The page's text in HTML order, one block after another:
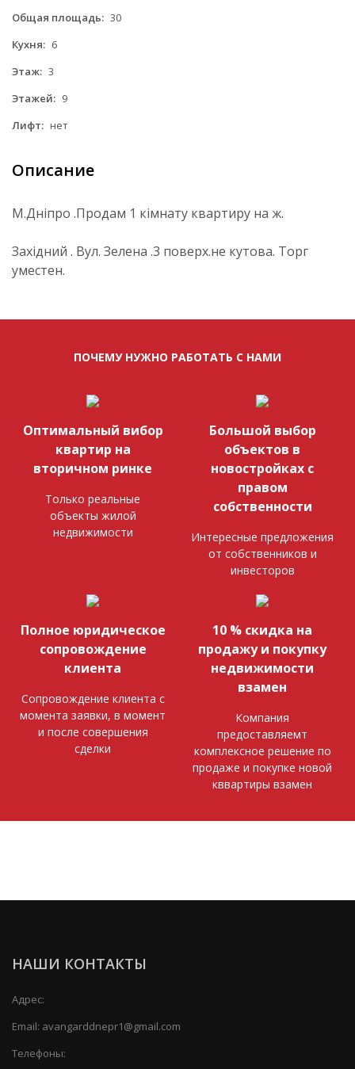
Общая площадь: 30
Кухня: 6
Этаж: 3
Этажей: 9
Лифт: нет
Описание
М.Дніпро .Продам 1 кімнату квартиру на ж.
Західний . Вул. Зелена .3 поверх.не кутова. Торг
уместен.
ПОЧЕМУ НУЖНО РАБОТАТЬ С НАМИ
Оптимальный вибор
квартир на
вторичном ринке
Только реальные
объекты жилой
недвижимости
Большой выбор
объектов в
новостройках с
правом
собственности
Интересные предложения
от собственников и
инвесторов
Полное юридическое
сопровождение
клиента
Сопровождение клиента с
момента заявки, в момент
и после совершения
сделки
10 % скидка на
продажу и покупку
недвижимости
взамен
Компания
предоставляемт
комплексное решение по
продаже и покупке новой
кввартиры взамен
НАШИ КОНТАКТЫ
Адрес:
Email: avangarddnepr1@gmail.com
Телефоны: